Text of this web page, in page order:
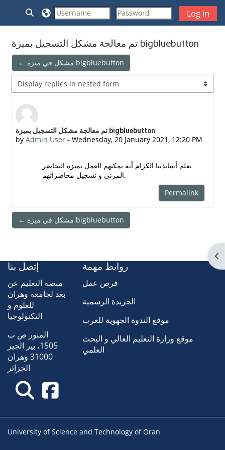
Skip to main content
Toggle search input
Log in
تم معالجة مشكل التسجيل بميزة bigbluebutton
← مشكل في ميزة bigbluebutton
Display mode
تم معالجة مشكل التسجيل بميزة bigbluebutton
byAdmin User -Wednesday, 20 January 2021, 12:20 PM
Number of replies: 0
نعلم أساتذتنا الكرام أنه يمكنهم العمل بميزة التحاضر
المرئي و تسجيل محاضراتهم.
Permalink
← مشكل في ميزة bigbluebutton
إتصل بنا
منصة التعليم عن
بعد لجامعة وهران
للعلوم و
التكنولوجيا
المنور ص ب
1505، بير الجير
31000 وهران
الجزائر
روابط مهمة
فرص عمل
الجريدة الرسمية
موقع الندوة الجهوية للغرب
موقع وزارة التعليم العالي و البحث
العلمي
University of Science and Technology of Oran